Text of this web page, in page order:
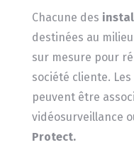
Chacune des
destinées au
sur mesure pour
société cliente.
peuvent être
vidéosurveillance
Protect.